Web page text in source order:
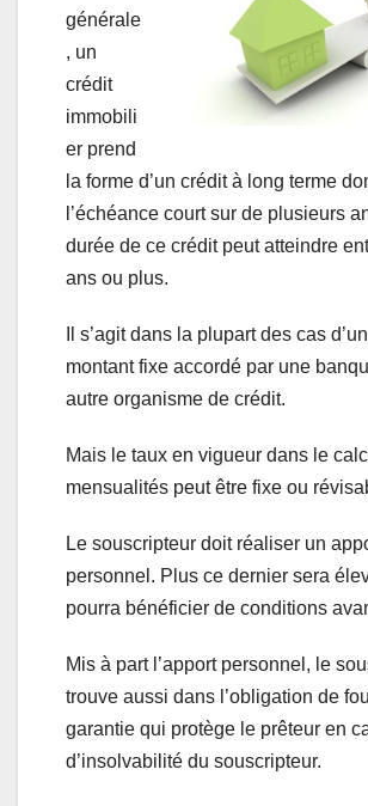
générale
, un
crédit
immobili
er prend
la forme d’un crédit à long terme
l’échéance court sur de plusieurs
durée de ce crédit peut atteindre
ans ou plus.
Il s’agit dans la plupart des cas
montant fixe accordé par une
autre organisme de crédit.
Mais le taux en vigueur dans le
mensualités peut être fixe ou
Le souscripteur doit réaliser un
personnel. Plus ce dernier sera
pourra bénéficier de conditions
Mis à part l’apport personnel, le
trouve aussi dans l’obligation de
garantie qui protège le prêteur en
d’insolvabilité du souscripteur.